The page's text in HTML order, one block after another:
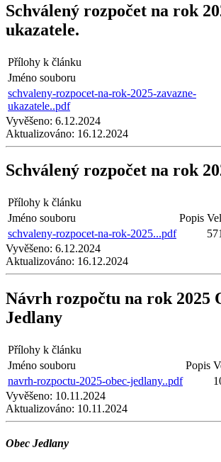
Schválený rozpočet na rok
ukazatele.
Přílohy k článku
Jméno souboru
schvaleny-rozpocet-na-rok-2025-zavazne-
ukazatele..pdf
Vyvěšeno: 6.12.2024
Aktualizováno: 16.12.2024
Schválený rozpočet na rok
Přílohy k článku
Jméno souboru
Popis
schvaleny-rozpocet-na-rok-2025...pdf
Vyvěšeno: 6.12.2024
Aktualizováno: 16.12.2024
Návrh rozpočtu na rok 2025
Jedlany
Přílohy k článku
Jméno souboru
Popis
navrh-rozpoctu-2025-obec-jedlany..pdf
Vyvěšeno: 10.11.2024
Aktualizováno: 10.11.2024
Obec Jedlany